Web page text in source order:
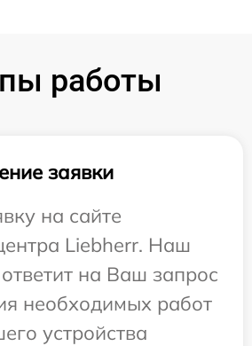
работы
заявки
на сайте
Liebherr. Наш
на Ваш запрос
необходимых работ
устройства